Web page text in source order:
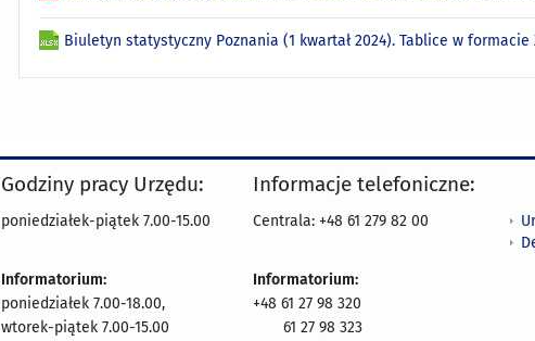
Biuletyn statystyczny Poznania (1 kwartał 2024). Tablice w formacie
Godziny pracy Urzędu:
poniedziałek-piątek 7.00-15.00
Informatorium:
poniedziałek 7.00-18.00,
wtorek-piątek 7.00-15.00
Informacje telefoniczne:
Centrala: +48 61 279 82 00
Informatorium:
+48 61 27 98 320
61 27 98 323